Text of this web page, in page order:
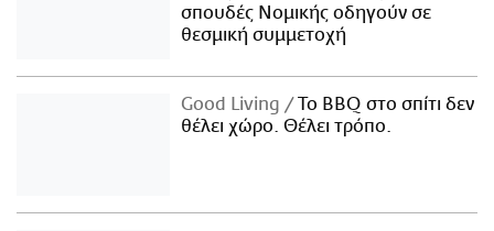
σπουδές Νομικής οδηγούν σε
θεσμική συμμετοχή
Good Living
Το BBQ στο σπίτι δεν
θέλει χώρο. Θέλει τρόπο.